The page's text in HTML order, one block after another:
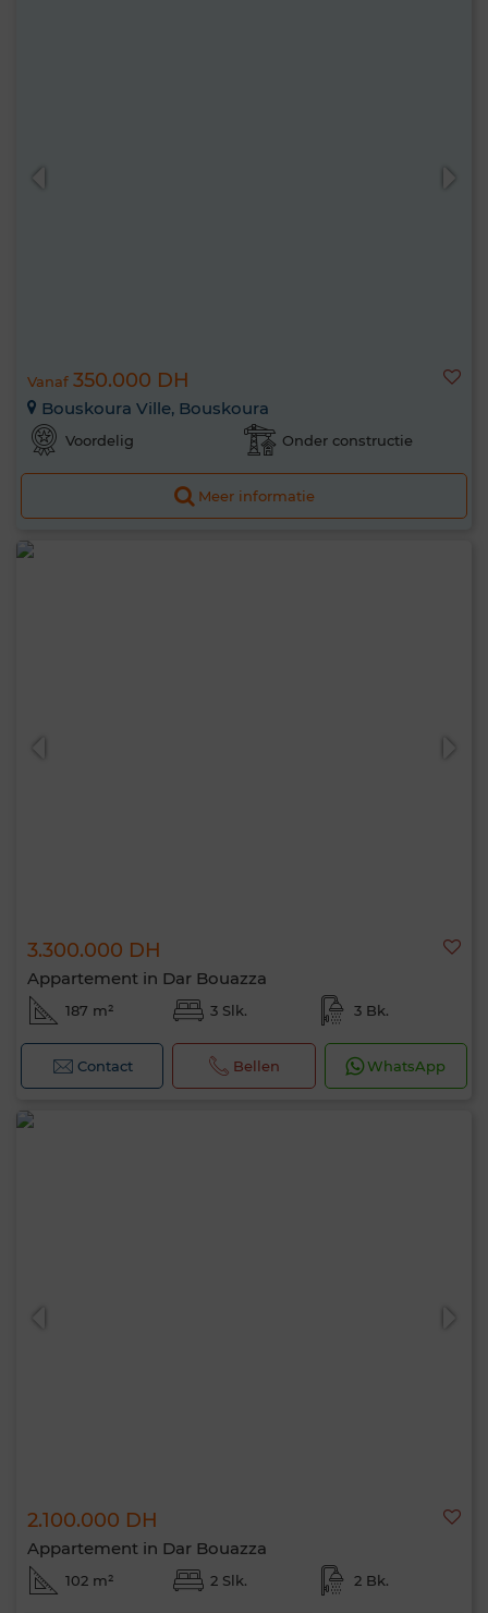
Vanaf 350.000 DH
Bouskoura Ville, Bouskoura
Voordelig Onder constructie
Meer informatie
3.300.000 DH
Appartement in Dar Bouazza
187 m² 3 Slk. 3 Bk.
Contact Bellen WhatsApp
2.100.000 DH
Appartement in Dar Bouazza
102 m² 2 Slk. 2 Bk.